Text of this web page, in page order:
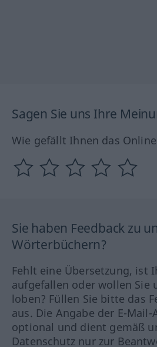
Sagen Sie uns Ihre
Wie gefällt Ihnen das
Sie haben Feedback zu
Wörterbüchern?
Fehlt eine Übersetzung, ist
aufgefallen oder wollen Sie
loben? Füllen Sie bitte das
aus. Die Angabe der E-Mail-
optional und dient gemäß
Datenschutz nur zur